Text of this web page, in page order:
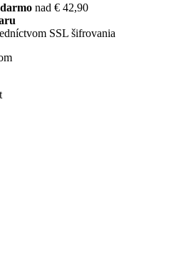
nad € 42,90
SSL šifrovania